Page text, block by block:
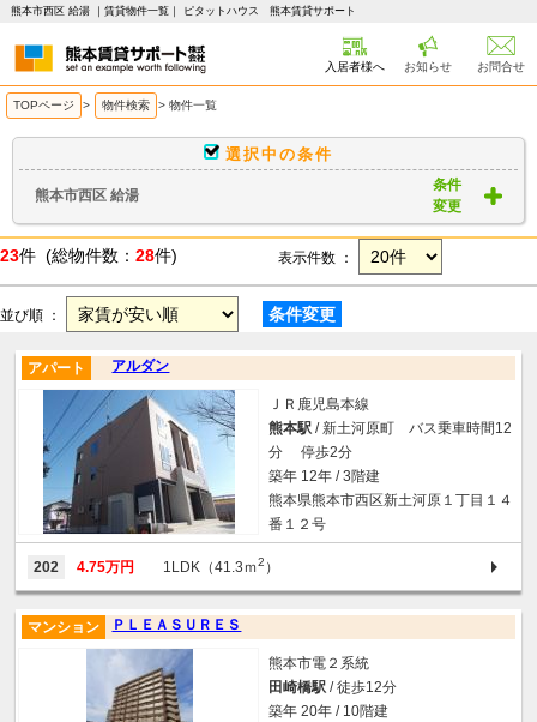
熊本市西区 給湯 ｜賃貸物件一覧｜ ピタットハウス 熊本賃貸サポート
入居者様へ お知らせ お問合せ
TOPページ > 物件検索 > 物件一覧
選択中の条件
熊本市西区 給湯
条件
変更
23件 (総物件数： 28件) 表示件数 ：
並び順 ： 条件変更
アルダン
アパート
ＪＲ鹿児島本線
熊本駅 / 新土河原町 バス乗車時間12
分 停歩2分
築年 12年 / 3階建
熊本県熊本市西区新土河原１丁目１４
番１２号
202 4.75万円 1LDK（41.3ｍ2 ）
ＰＬＥＡＳＵＲＥＳ
マンション
熊本市電２系統
田崎橋駅 / 徒歩12分
築年 20年 / 10階建